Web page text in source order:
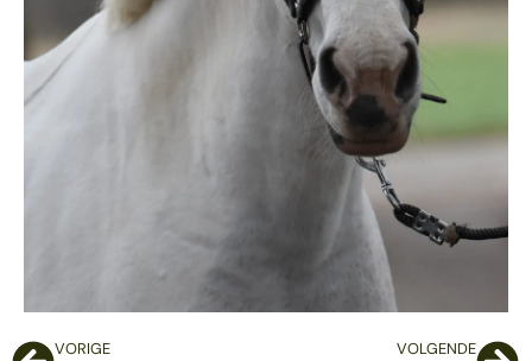
VORIGE VOLGENDE